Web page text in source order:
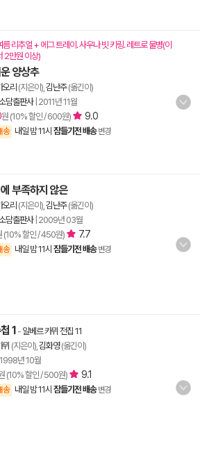
름 리추얼 + 에그 트레이. 사우나 빗 키링. 레트로 물병(이
2만원 이상)
양상추
오리 (지은이), 김난주(옮긴이)
담출판사| 2011년 11월
원 (10% 할인 / 600원) 9.0
송 내일 밤 11시 잠들기전 배송 변경
부족하지 않은
오리 (지은이), 김난주(옮긴이)
담출판사| 2009년 03월
(10% 할인 / 450원) 7.7
송 내일 밤 11시 잠들기전 배송 변경
1 - 알베르 카뮈 전집 11
뮈 (지은이), 김화영(옮긴이)
1998년 10월
(10% 할인 / 500원) 9.1
송 내일 밤 11시 잠들기전 배송 변경